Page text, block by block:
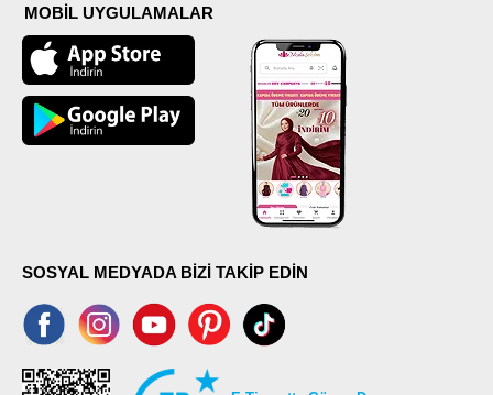
MOBİL UYGULAMALAR
SOSYAL MEDYADA BİZİ TAKİP EDİN